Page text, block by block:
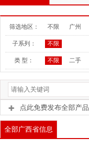
筛选地区： 不限 广州
子系列： 不限
类 型： 不限 二手
点此免费发布全部产品
全部广西省信息